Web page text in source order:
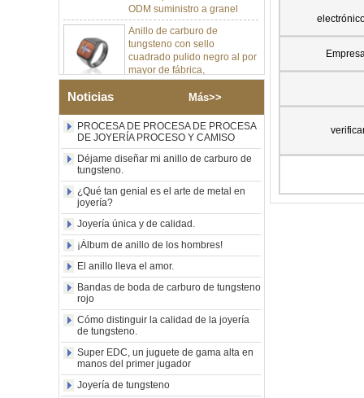
Anillo de carburo de
tungsteno con sello
cuadrado pulido negro al por
mayor de fábrica,
incrustación de madera con
patrón de cruz de concha de
abulón, anillo de declaración
personalizado OEM ODM
tungsteno electrochapado en
oro rosa de 8 mm al por
guitarra roja e incrustaciones
de ópalo triturado Alianza de
boda para hombres con
temática musical, grabado
láser interno personalizado
OEM ODM sumi
tungsteno chapado en oro
cepillado de 8 mm al por
mayor de fábrica, alianza de
boda para hombres con
patrón de león, pilar y grifo
grabado con láser, grabado
Noticias Más>>
PROCESA DE PROCESA DE PROCESA
DE JOYERÍA PROCESO Y CAMISO
Déjame diseñar mi anillo de carburo de
tungsteno.
¿Qué tan genial es el arte de metal en
joyería?
Joyería única y de calidad.
¡Álbum de anillo de los hombres!
El anillo lleva el amor.
Bandas de boda de carburo de tungsteno
rojo
Cómo distinguir la calidad de la joyería
de tungsteno.
Super EDC, un juguete de gama alta en
manos del primer jugador
Joyería de tungsteno